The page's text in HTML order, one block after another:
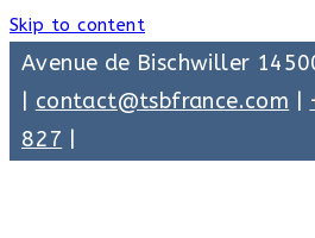
Skip to content
Avenue de Bischwiller
contact@tsbfrance.com
827